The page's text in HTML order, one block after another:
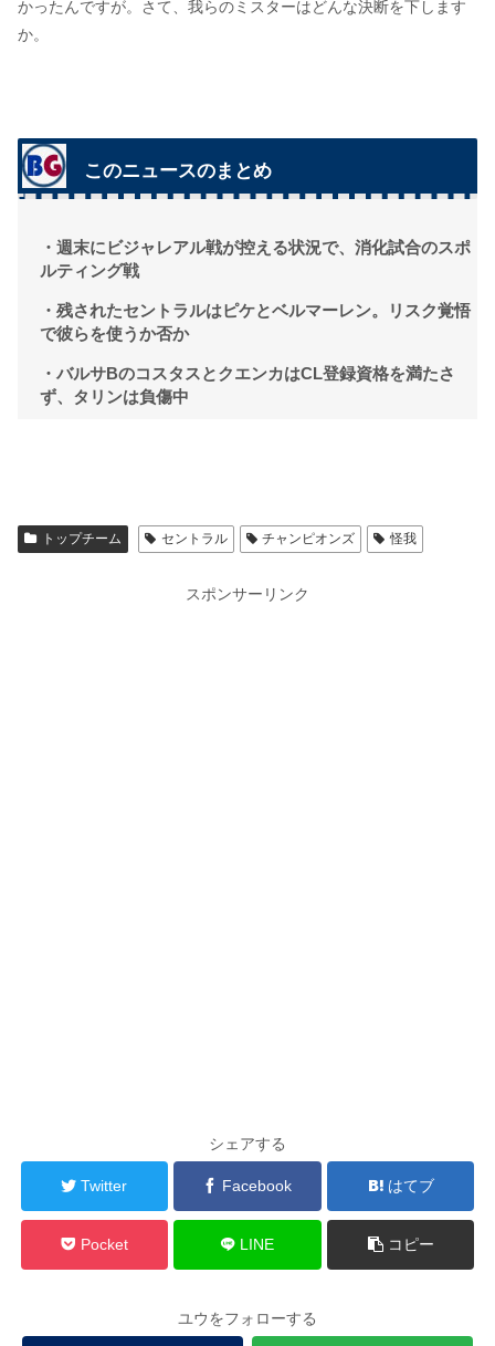
かったんですが。さて、我らのミスターはどんな決断を下します
か。
このニュースのまとめ
・週末にビジャレアル戦が控える状況で、消化試合のスポ
ルティング戦
・残されたセントラルはピケとベルマーレン。リスク覚悟
で彼らを使うか否か
・バルサBのコスタスとクエンカはCL登録資格を満たさ
ず、タリンは負傷中
トップチーム セントラル チャンピオンズ 怪我
スポンサーリンク
シェアする
Twitter Facebook はてブ
Pocket LINE コピー
ユウをフォローする